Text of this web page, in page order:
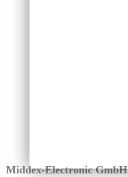
Middex-Electronic GmbH